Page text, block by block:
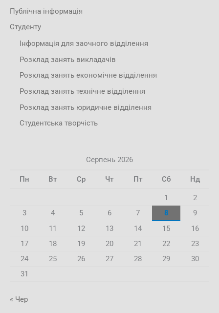
Публічна інформація
Студенту
Інформація для заочного відділення
Розклад занять викладачів
Розклад занять економічне відділення
Розклад занять технічне відділення
Розклад занять юридичне відділення
Студентська творчість
Серпень 2026
Пн Вт Ср Чт Пт Сб Нд
1
2
3
4 5 6 7 8
9
10
11 12 13 14 15
16
17
18 19 20 21 22
23
24
25 26 27 28 29
30
31
« Чер